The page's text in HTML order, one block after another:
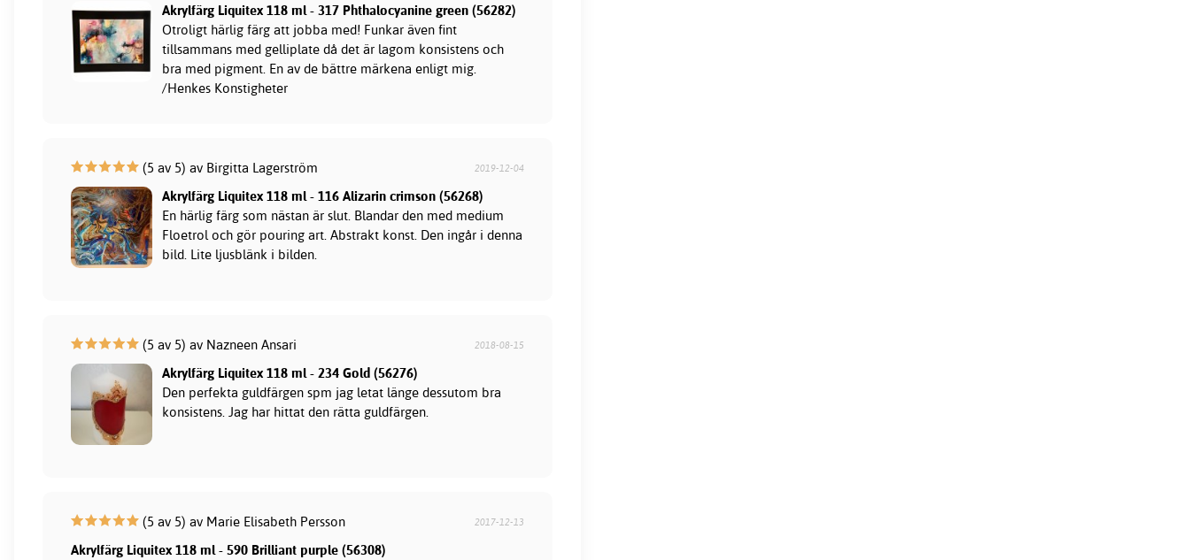
Akrylfärg Liquitex 118 ml - 317 Phthalocyanine green (56282)
Otroligt härlig färg att jobba med! Funkar även fint
tillsammans med gelliplate då det är lagom konsistens och
bra med pigment. En av de bättre märkena enligt mig.
/Henkes Konstigheter
(5 av 5) av Birgitta Lagerström 2019-12-04
Akrylfärg Liquitex 118 ml - 116 Alizarin crimson (56268)
En härlig färg som nästan är slut. Blandar den med medium
Floetrol och gör pouring art. Abstrakt konst. Den ingår i denna
bild. Lite ljusblänk i bilden.
(5 av 5) av Nazneen Ansari 2018-08-15
Akrylfärg Liquitex 118 ml - 234 Gold (56276)
Den perfekta guldfärgen spm jag letat länge dessutom bra
konsistens. Jag har hittat den rätta guldfärgen.
(5 av 5) av Marie Elisabeth Persson 2017-12-13
Akrylfärg Liquitex 118 ml - 590 Brilliant purple (56308)